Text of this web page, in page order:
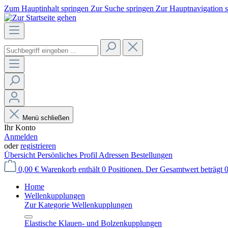
Zum Hauptinhalt springen Zur Suche springen Zur Hauptnavigation
Menü schließen
Ihr Konto
Anmelden
oderregistrieren
Übersicht Persönliches Profil Adressen Bestellungen
0,00 € Warenkorb enthält 0 Positionen. Der Gesamtwert beträgt
Home
Wellenkupplungen
Zur Kategorie Wellenkupplungen
Elastische Klauen- und Bolzenkupplungen